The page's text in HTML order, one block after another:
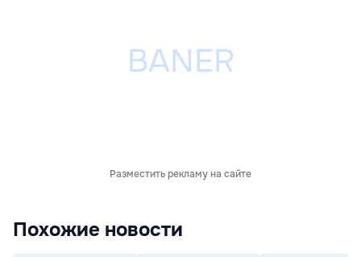
Разместить рекламу на сайте
Похожие новости